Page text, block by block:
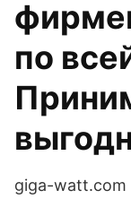
по
giga-watt.com